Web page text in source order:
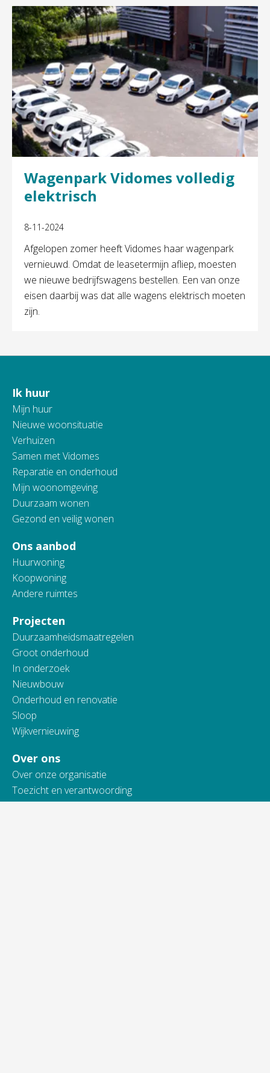
Wagenpark Vidomes volledig
elektrisch
8-11-2024
Afgelopen zomer heeft Vidomes haar wagenpark
vernieuwd. Omdat de leasetermijn afliep, moesten
we nieuwe bedrijfswagens bestellen. Een van onze
eisen daarbij was dat alle wagens elektrisch moeten
zijn.
Contactinformatie
Ik huur
Mijn huur
Nieuwe woonsituatie
Verhuizen
Samen met Vidomes
Reparatie en onderhoud
Mijn woonomgeving
Duurzaam wonen
Gezond en veilig wonen
Ons aanbod
Huurwoning
Koopwoning
Andere ruimtes
Projecten
Duurzaamheidsmaatregelen
Groot onderhoud
In onderzoek
Nieuwbouw
Onderhoud en renovatie
Sloop
Wijkvernieuwing
Over ons
Over onze organisatie
Toezicht en verantwoording
Actueel